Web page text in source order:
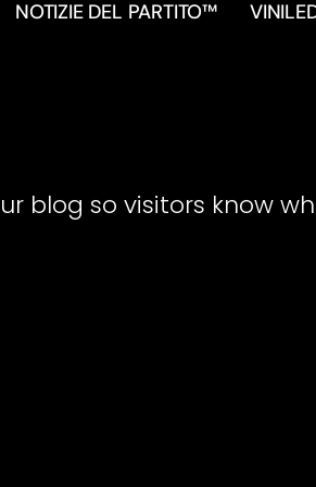
NOTIZIE DEL PARTITO™
blog so visitors know